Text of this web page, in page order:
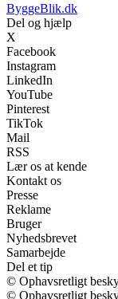
ByggeBlik.dk
Del og hjælp
X
Facebook
Instagram
LinkedIn
YouTube
Pinterest
TikTok
Mail
RSS
Lær os at kende
Kontakt os
Presse
Reklame
Bruger
Nyhedsbrevet
Samarbejde
Del et tip
© Ophavsretligt
© Ophavsretligt